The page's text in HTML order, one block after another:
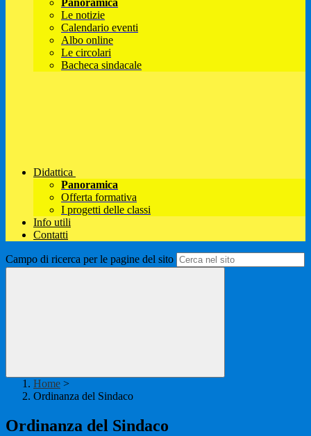
Panoramica
Le notizie
Calendario eventi
Albo online
Le circolari
Bacheca sindacale
Didattica
Panoramica
Offerta formativa
I progetti delle classi
Info utili
Contatti
Campo di ricerca per le pagine del sito
Home >
Ordinanza del Sindaco
Ordinanza del Sindaco